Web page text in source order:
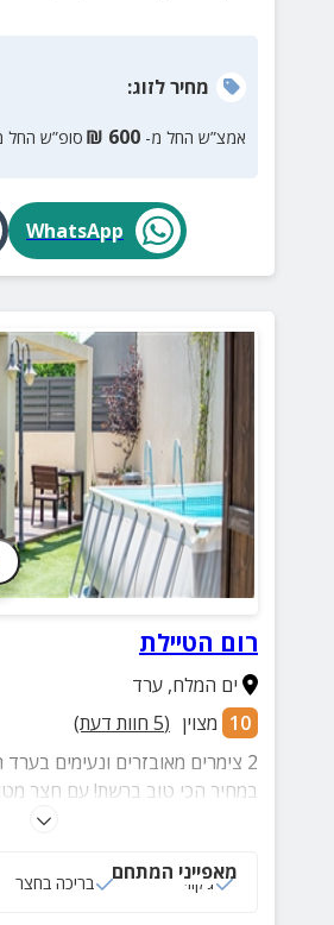
מחירלזוג:
אמצ”ש החל מ- 600
₪ סופ”ש החל
WhatsApp
רום הטיילת
ים המלח,ערד
10 מצוין (
5 חוות דעת)
2 צימרים מאובזרים ונעימים
במחיר הכי טוב ברשת! עם חצר
ישיבה באווירה מדברית. בערד
מאפייני המתחם
ג‘קוזי בריכה בחצר